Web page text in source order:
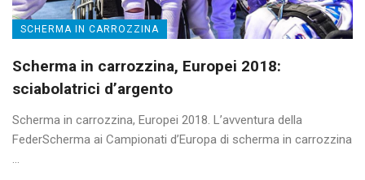
SCHERMA IN CARROZZINA
Scherma in carrozzina, Europei 2018:
sciabolatrici d’argento
Scherma in carrozzina, Europei 2018. L’avventura della
FederScherma ai Campionati d’Europa di scherma in carrozzina
...